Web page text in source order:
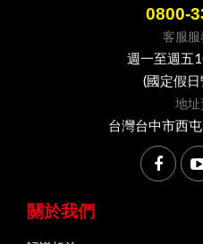
0800-
客服
週一至週五
(國定假
地
台灣台中市西
關於我們